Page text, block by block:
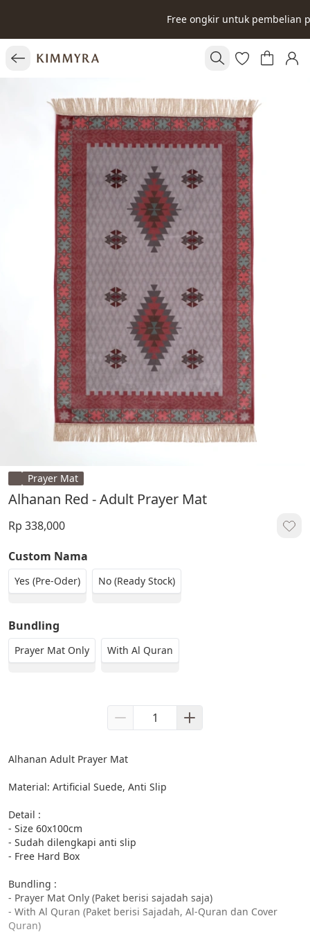
Free ongkir untuk pembelian
Prayer Mat
Alhanan Red - Adult Prayer Mat
Rp 338,000
Custom Nama
Yes (Pre-Oder) No (Ready Stock)
Bundling
Prayer Mat Only With Al Quran
Alhanan Adult Prayer Mat
Material: Artificial Suede, Anti Slip
Detail :
- Size 60x100cm
- Sudah dilengkapi anti slip
- Free Hard Box
Bundling :
- Prayer Mat Only (Paket berisi sajadah saja)
- With Al Quran (Paket berisi Sajadah, Al-Quran dan Cover
Quran)